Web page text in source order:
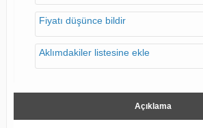
Fiyatı düşünce bildir
Aklımdakiler listesine ekle
Açıklama